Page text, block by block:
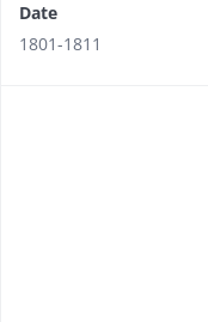
Date
1801-1811